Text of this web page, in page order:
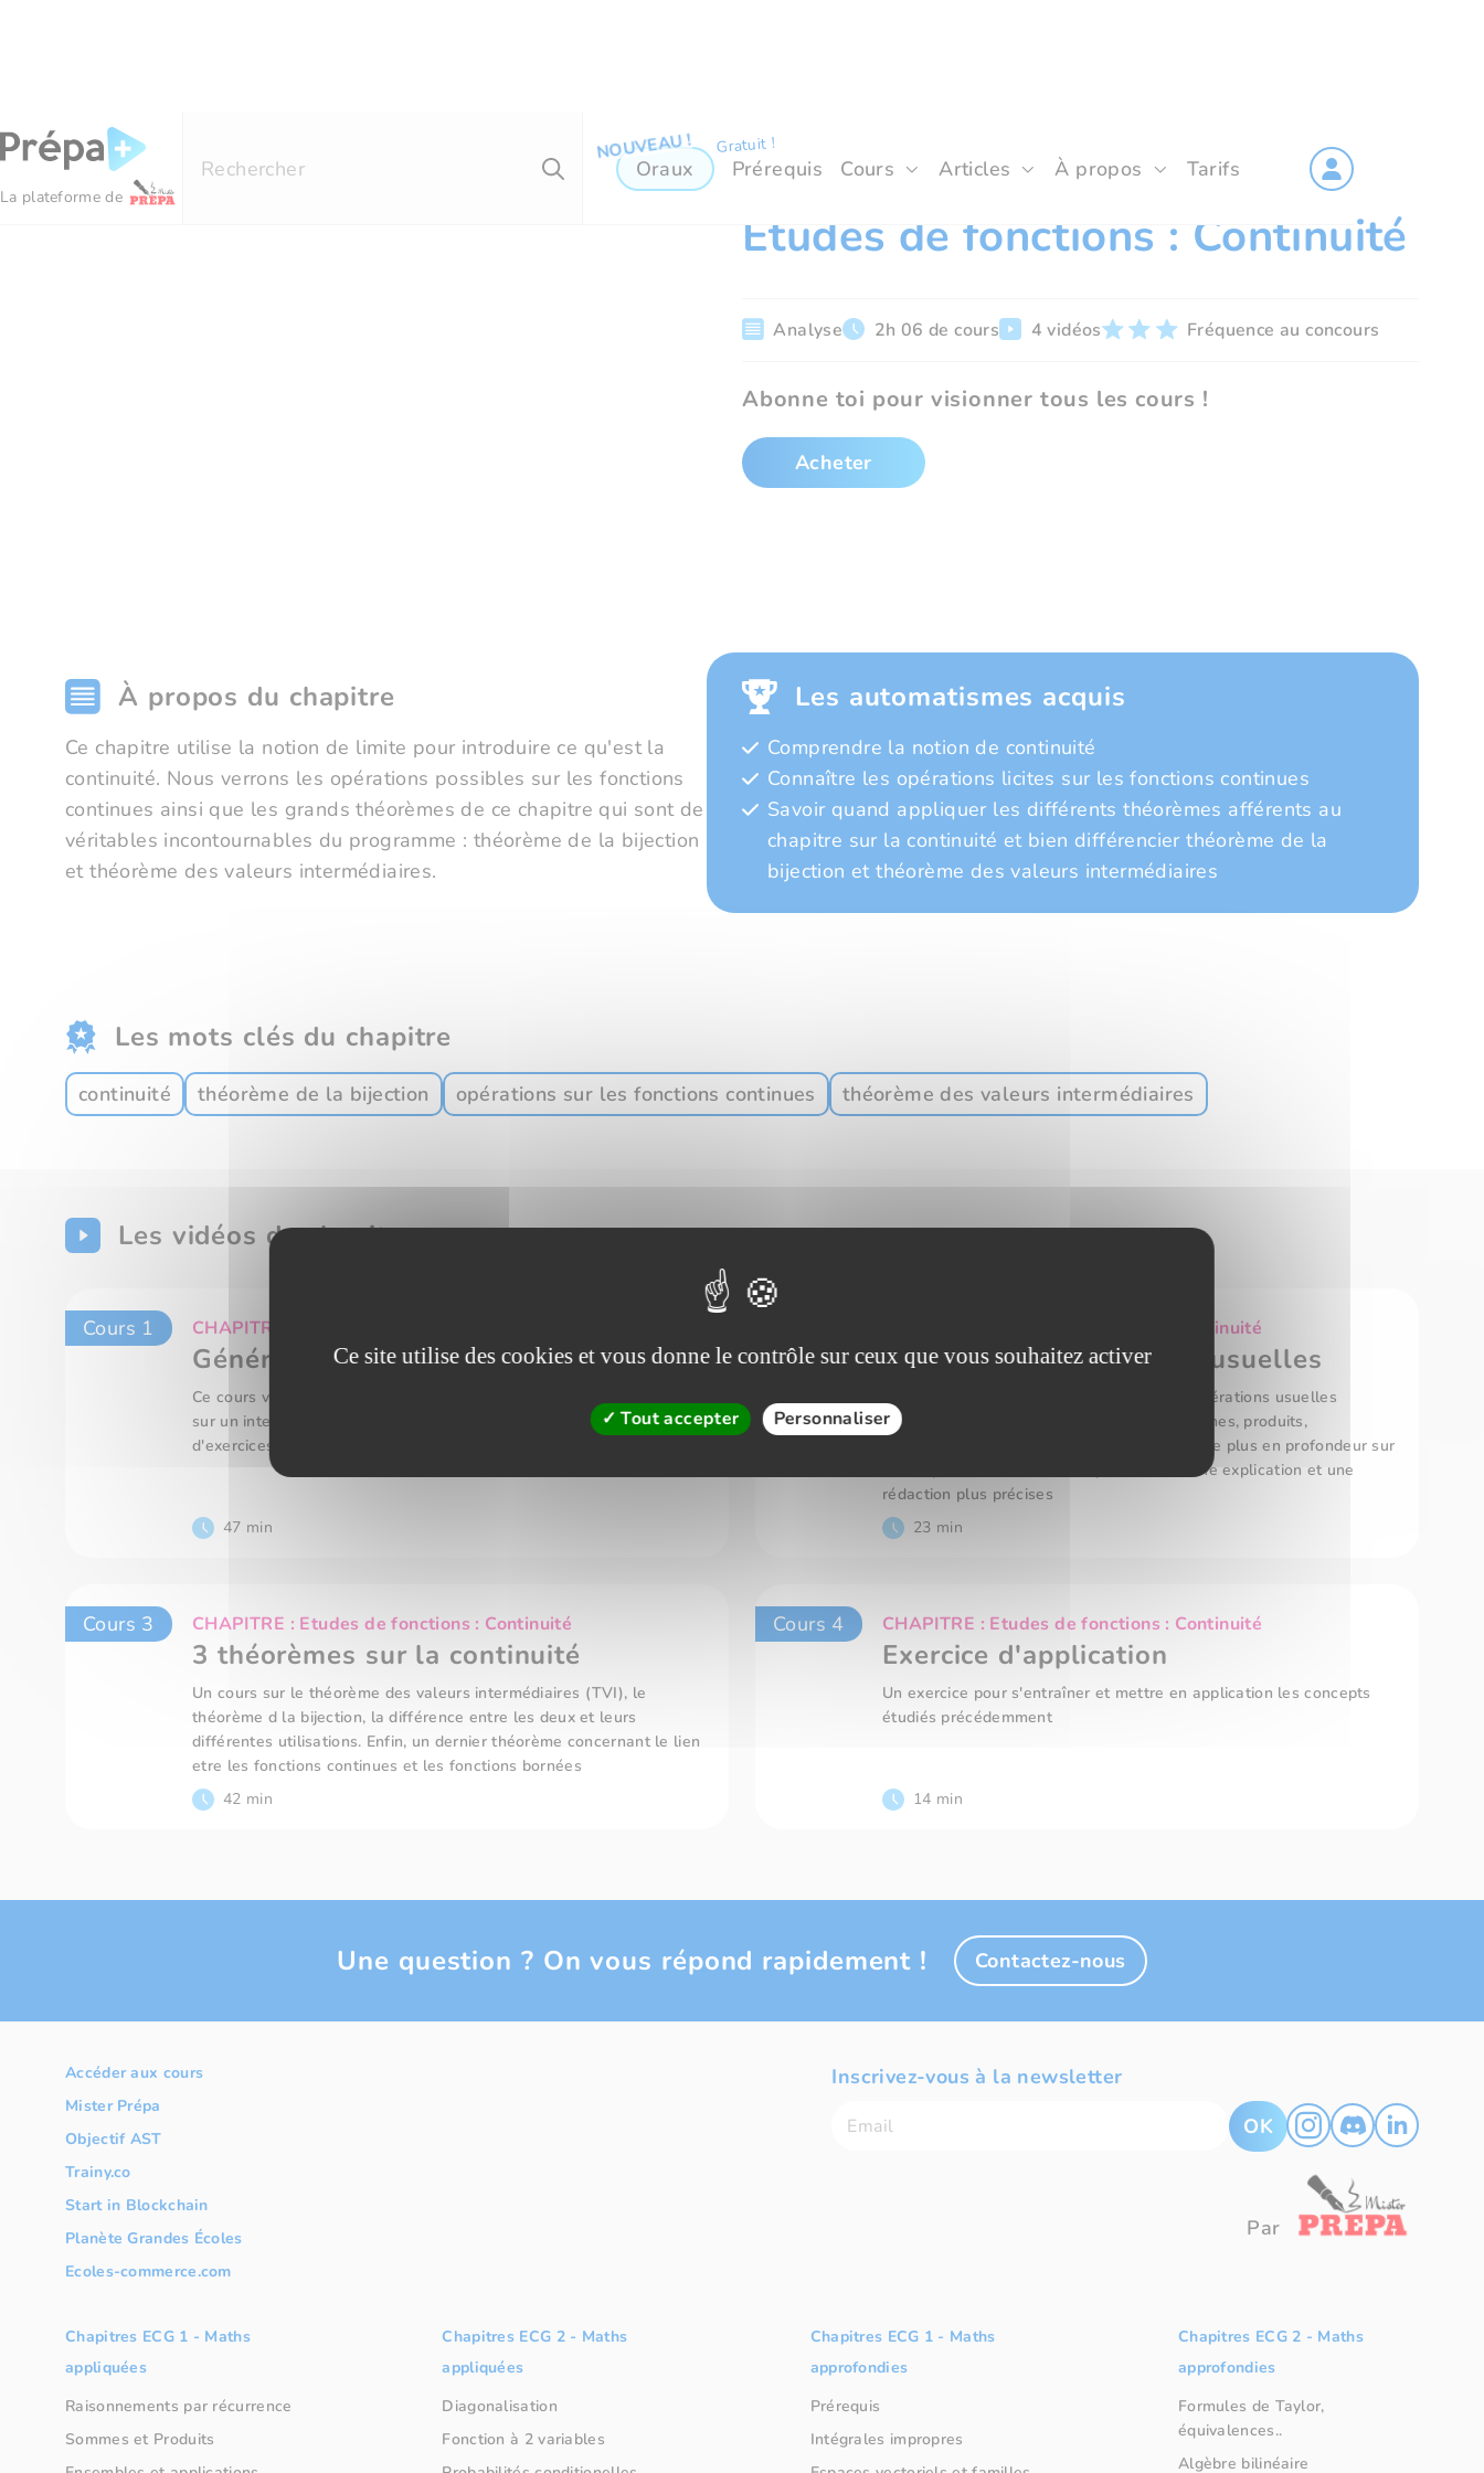
La plateforme de
Rechercher Oraux Prérequis Cours Articles À propos Tarifs
Etudes de fonctions : Continuité
Analyse 2h 06 de cours 4 vidéos Fréquence au concours
Abonne toi pour visionner tous les cours !
Acheter
À propos du chapitre
Ce chapitre utilise la notion de limite pour introduire ce qu'est la
continuité. Nous verrons les opérations possibles sur les fonctions
continues ainsi que les grands théorèmes de ce chapitre qui sont de
véritables incontournables du programme : théorème de la bijection
et théorème des valeurs intermédiaires.
Les automatismes acquis
Comprendre la notion de continuité
Connaître les opérations licites sur les fonctions continues
Savoir quand appliquer les différents théorèmes afférents au
chapitre sur la continuité et bien différencier théorème de la
bijection et théorème des valeurs intermédiaires
Les mots clés du chapitre
continuité théorème de la bijection opérations sur les fonctions continues théorème des valeurs intermédiaires
Les vidéos du chapitre
Cours 1 CHAPITRE : Etudes de fonctions : Continuité
Généralités su la continuité
Ce cours vous fait travailler sur la continuité en un point, la continuité
sur un intervalle et le prolongement par continuité, agrémentés
d'exercices pour comprendre chaque concept
47 min
CHAPITRE : Etudes de fonctions : Continuité
Continuité et opérations usuelles
Un cours important qui vous présente les opérations usuelles
concernant la continuité des fonctions: sommes, produits,
combinaisons linéaires. Le cours se concentre plus en profondeur sur
la composition de fonctions qui demande une explication et une
rédaction plus précises
23 min
Cours 3 CHAPITRE : Etudes de fonctions : Continuité
3 théorèmes sur la continuité
Un cours sur le théorème des valeurs intermédiaires (TVI), le
théorème d la bijection, la différence entre les deux et leurs
différentes utilisations. Enfin, un dernier théorème concernant le lien
etre les fonctions continues et les fonctions bornées
42 min
Cours 4 CHAPITRE : Etudes de fonctions : Continuité
Exercice d'application
Un exercice pour s'entraîner et mettre en application les concepts
étudiés précédemment
14 min
Une question ? On vous répond rapidement ! Contactez-nous
Accéder aux cours
Mister Prépa
Objectif AST
Trainy.co
Start in Blockchain
Planète Grandes Écoles
Ecoles-commerce.com
Chapitres ECG 1 - Maths
appliquées
Raisonnements par récurrence
Sommes et Produits
Chapitres ECG 2 - Maths
appliquées
Diagonalisation
Fonction à 2 variables
Chapitres ECG 1 - Maths
approfondies
Prérequis
Intégrales impropres
Chapitres ECG 2 - Maths
approfondies
Formules de Taylor,
équivalences..
Algèbre bilinéaire
Inscrivez-vous à la newsletter
OK
Par
Ce site utilise des cookies et vous donne le contrôle sur ceux que vous souhaitez activer
Tout accepter Personnaliser